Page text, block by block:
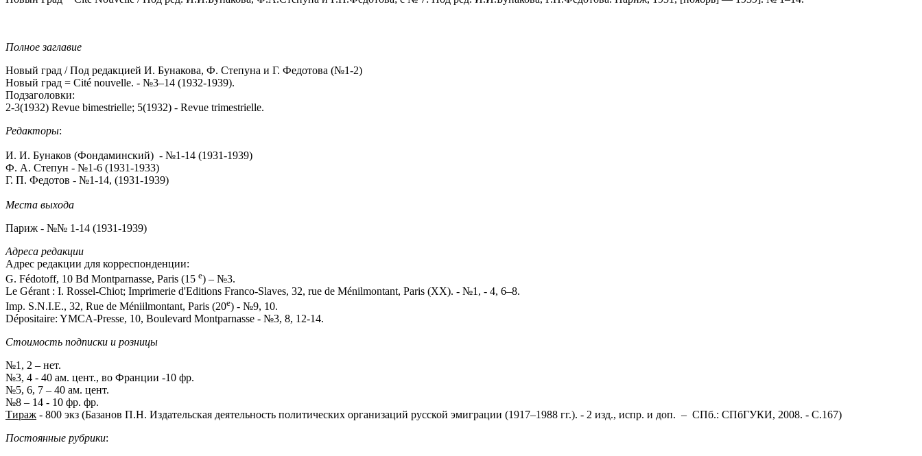
Полное заглавие
Новый град / Под редакцией И. Бунакова, Ф. Степуна и Г. Федотова (№1-2)
Новый град = Cité nouvelle. - №3–14 (1932-1939).
Подзаголовки:
2-3(1932) Revue bimestrielle; 5(1932) - Revue trimestrielle.
Редакторы:
И. И. Бунаков (Фондаминский) - №1-14 (1931-1939)
Ф. А. Степун - №1-6 (1931-1933)
Г. П. Федотов - №1-14, (1931-1939)
Места выхода
Париж - №№ 1-14 (1931-1939)
Адреса редакции
Адрес редакции для корреспонденции:
G. Fédotoff, 10 Bd Montparnasse, Paris (15 e) – №3.
Le Gérant : I. Rossel-Chiot; Imprimerie d'Editions Franco-Slaves, 32, rue de Ménilmontant, Paris (XX). - №1, - 4, 6–8.
Imp. S.N.I.E., 32, Rue de Méniilmontant, Paris (20e) - №9, 10.
Dépositaire: YMCA-Presse, 10, Boulevard Montparnasse - №3, 8, 12-14.
Стоимость подписки и розницы
№1, 2 – нет.
№3, 4 - 40 ам. цент., во Франции -10 фр.
№5, 6, 7 – 40 ам. цент.
№8 – 14 - 10 фр. фр.
Тираж - 800 экз (Базанов П.Н. Издательская деятельность политических организаций русской эмиграции (1917–1988 гг.). - 2 изд., испр. и доп. – СПб.: СПбГУКИ, 2008. - С.167)
Постоянные рубрики: